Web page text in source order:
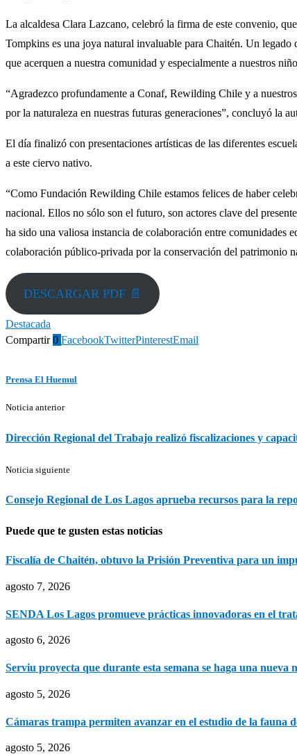
La alcaldesa Clara Lazcano, celebró la firma de este convenio,
Tompkins es una joya natural invaluable para Chaitén. Un
que acerquen a nuestra comunidad y especialmente a nuestros
“Agradezco profundamente a Conaf, Rewilding Chile y a
por la naturaleza en nuestras futuras generaciones”, concluyó la
El día finalizó con presentaciones artísticas de las diferentes
a este ciervo nativo.
“Como Fundación Rewilding Chile estamos felices de haber
nacional. Ellos no sólo son el futuro, son actores clave del
ha sido una valiosa instancia de colaboración entre
colaboración público-privada por la conservación del patrimonio
DESCARGAR PDF 📄
Destacada
Compartir 0 FacebookTwitterPinterestEmail
Prensa El Huemul
Noticia anterior
Dirección Regional del Trabajo realizó fiscalizaciones y
Noticia siguiente
Consejo Regional de Los Lagos aprueba recursos para la
Puede que te gusten estas noticias
Fiscalía de Chaitén, obtuvo la Prisión Preventiva para un
agosto 7, 2026
SENDA Los Lagos promueve prácticas innovadoras en el
agosto 6, 2026
Serviu proyecta que durante esta semana se haga una nueva
agosto 5, 2026
Cámaras trampa permiten avanzar en el estudio de la fauna
agosto 5, 2026